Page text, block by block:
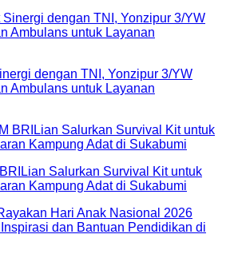
dengan TNI, Yonzipur 3/YW
Ambulans untuk Layanan
Salurkan Survival Kit untuk
Kampung Adat di Sukabumi